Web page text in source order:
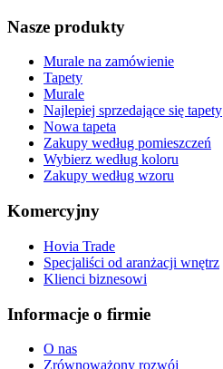
Nasze produkty
Murale na zamówienie
Tapety
Murale
Najlepiej sprzedające się tapety
Nowa tapeta
Zakupy według pomieszczeń
Wybierz według koloru
Zakupy według wzoru
Komercyjny
Hovia Trade
Specjaliści od aranżacji wnętrz
Klienci biznesowi
Informacje o firmie
O nas
Zrównoważony rozwój